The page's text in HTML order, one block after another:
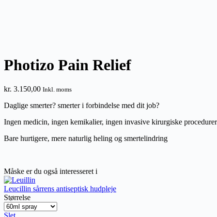
Photizo Pain Relief
kr. 3.150,00 Inkl. moms
Daglige smerter? smerter i forbindelse med dit job?
Ingen medicin, ingen kemikalier, ingen invasive kirurgiske
Bare hurtigere, mere naturlig heling og smertelindring
Måske er du også interesseret i
Leucillin sårrens antiseptisk hudpleje
Størrelse
Slet